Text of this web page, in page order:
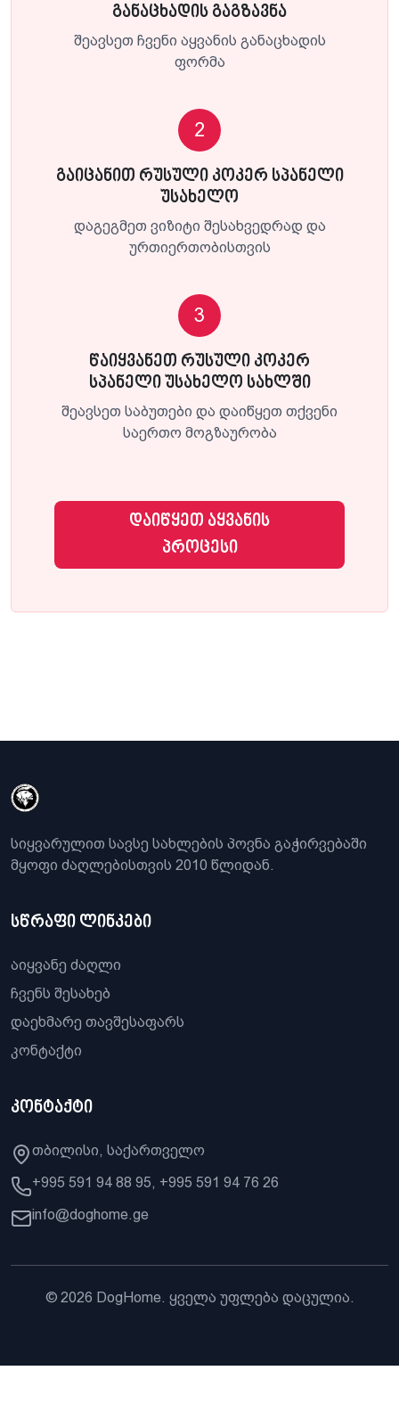
განაცხადის გაგზავნა
შეავსეთ ჩვენი აყვანის განაცხადის
ფორმა
2
გაიცანით რუსული კოკერ სპანელი
უსახელო
დაგეგმეთ ვიზიტი შესახვედრად და
ურთიერთობისთვის
3
წაიყვანეთ რუსული კოკერ
სპანელი უსახელო სახლში
შეავსეთ საბუთები და დაიწყეთ თქვენი
საერთო მოგზაურობა
დაიწყეთ აყვანის
პროცესი
სიყვარულით სავსე სახლების პოვნა გაჭირვებაში
მყოფი ძაღლებისთვის 2010 წლიდან.
სწრაფი ლინკები
აიყვანე ძაღლი
ჩვენს შესახებ
დაეხმარე თავშესაფარს
კონტაქტი
კონტაქტი
თბილისი, საქართველო
+995 591 94 88 95, +995 591 94 76 26
info@doghome.ge
© 2026 DogHome. ყველა უფლება დაცულია.